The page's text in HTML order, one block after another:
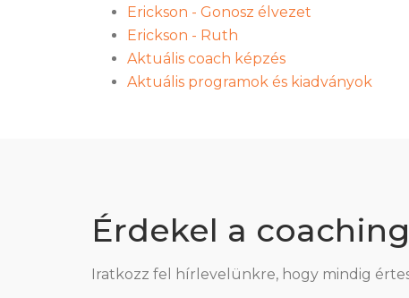
Erickson - Gonosz élvezet
Erickson - Ruth
Aktuális coach képzés
Aktuális programok és kiadványok
Érdekel a
Iratkozz fel hírlevelünkre, hogy mindig